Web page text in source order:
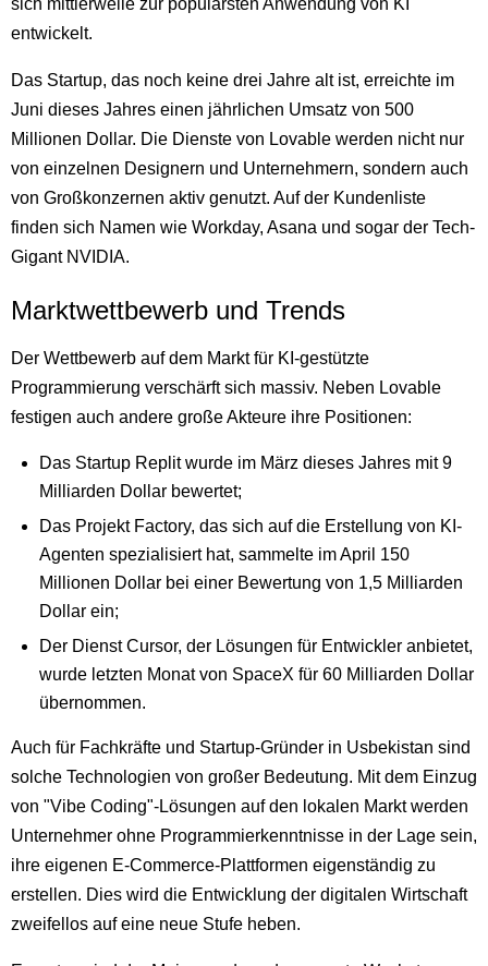
sich mittlerweile zur populärsten Anwendung von KI
entwickelt.
Das Startup, das noch keine drei Jahre alt ist, erreichte im
Juni dieses Jahres einen jährlichen Umsatz von 500
Millionen Dollar. Die Dienste von Lovable werden nicht nur
von einzelnen Designern und Unternehmern, sondern auch
von Großkonzernen aktiv genutzt. Auf der Kundenliste
finden sich Namen wie Workday, Asana und sogar der Tech-
Gigant NVIDIA.
Marktwettbewerb und Trends
Der Wettbewerb auf dem Markt für KI-gestützte
Programmierung verschärft sich massiv. Neben Lovable
festigen auch andere große Akteure ihre Positionen:
Das Startup Replit wurde im März dieses Jahres mit 9
Milliarden Dollar bewertet;
Das Projekt Factory, das sich auf die Erstellung von KI-
Agenten spezialisiert hat, sammelte im April 150
Millionen Dollar bei einer Bewertung von 1,5 Milliarden
Dollar ein;
Der Dienst Cursor, der Lösungen für Entwickler anbietet,
wurde letzten Monat von SpaceX für 60 Milliarden Dollar
übernommen.
Auch für Fachkräfte und Startup-Gründer in Usbekistan sind
solche Technologien von großer Bedeutung. Mit dem Einzug
von "Vibe Coding"-Lösungen auf den lokalen Markt werden
Unternehmer ohne Programmierkenntnisse in der Lage sein,
ihre eigenen E-Commerce-Plattformen eigenständig zu
erstellen. Dies wird die Entwicklung der digitalen Wirtschaft
zweifellos auf eine neue Stufe heben.